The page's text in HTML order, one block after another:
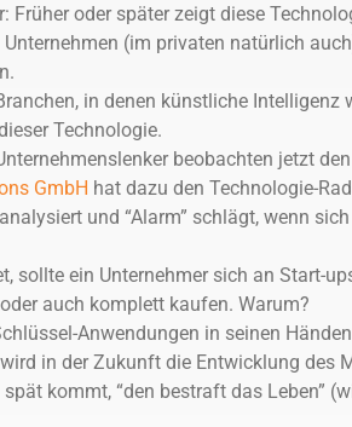
Früher oder später zeigt diese
(im privaten natürlich
in denen künstliche Intelligenz
Technologie.
beobachten jetzt
GmbH hat dazu den Technologie-
und “Alarm” schlägt, wenn
sollte ein Unternehmer sich an Start-
auch komplett kaufen. Warum?
Anwendungen in seinen
in der Zukunft die Entwicklung des
kommt, “den bestraft das Leben”